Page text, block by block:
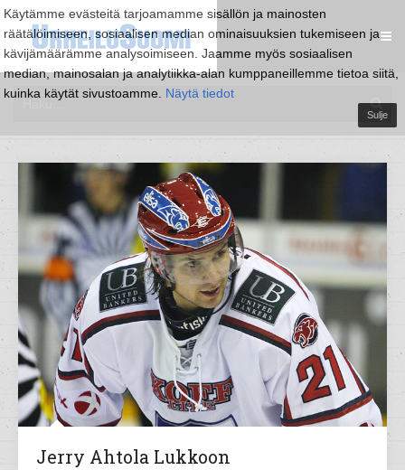
Käytämme evästeitä tarjoamamme sisällön ja mainosten
räätälöimiseen, sosiaalisen median ominaisuuksien tukemiseen ja
kävijämäärämme analysoimiseen. Jaamme myös sosiaalisen
median, mainosalan ja analytiikka-alan kumppaneillemme tietoa siitä,
kuinka käytät sivustoamme. Näytä tiedot
Sulje
Jerry Ahtola Lukkoon